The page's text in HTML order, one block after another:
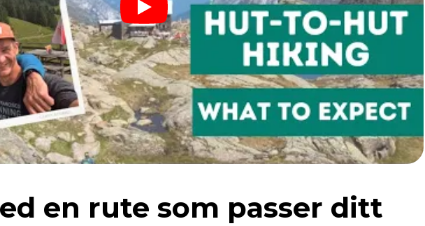
en rute som passer ditt